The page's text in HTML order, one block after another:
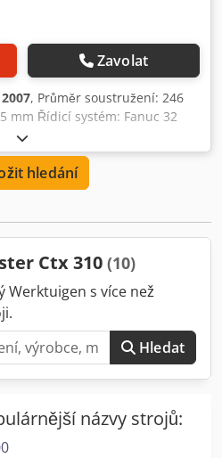
Zavolat
2007, Průměr soustružení: 246
mm Řídicí systém: Fanuc 32
stroje: cca 4250 kg
hledání
Ctx 310 (10)
Werktuigen s více než
Hledat
názvy strojů: